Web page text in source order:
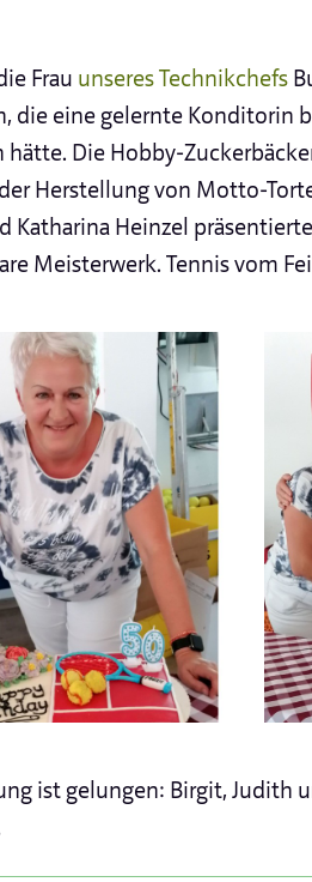
Frau unseres Technikchefs
die eine gelernte Konditorin
Die Hobby-
Herstellung von Motto-
Katharina Heinzel
Meisterwerk. Tennis vom
ist gelungen: Birgit, Judith